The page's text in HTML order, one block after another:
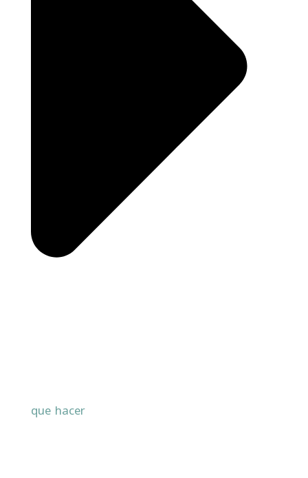
que hacer